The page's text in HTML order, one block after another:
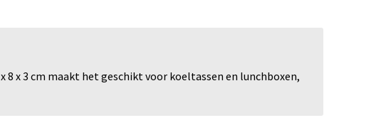
x 3 cm maakt het geschikt voor koeltassen en lunchboxen,